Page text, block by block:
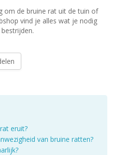
om de bruine rat uit de tuin of
vind je alles wat je nodig
eruit?
van bruine ratten?